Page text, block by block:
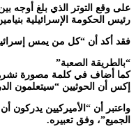
على وقع التوتر الذي بلغ أوجه
رئيس الحكومة الإسرائيلية
فقد أكد أن “كل من يمس إسرائيل
“بالطريقة الصعبة”
كما أضاف في كلمة مصورة
إكس أن الحوثيين “سيتعلمون
واعتبر أن “الأميركيين يدركون
الجميع”، وفق تعبيره.